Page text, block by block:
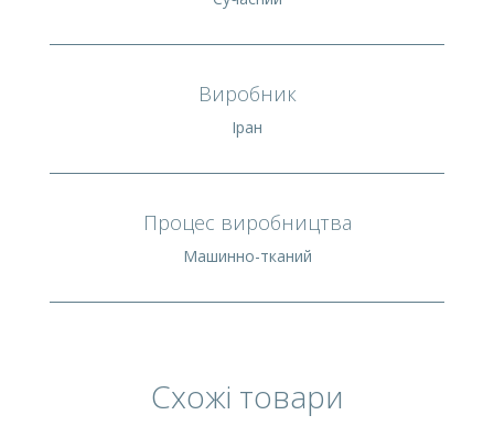
Виробник
Іран
Процес виробництва
Машинно-тканий
Схожі товари